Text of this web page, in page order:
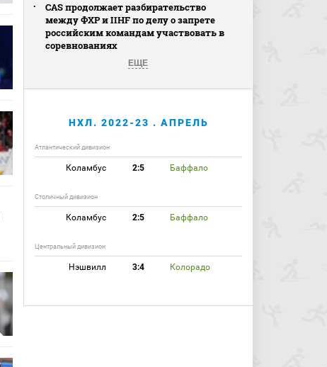
CAS продолжает разбирательство
между ФХР и IIHF по делу о запрете
российским командам участвовать в
соревнованиях
ЕЩЕ
НХЛ. 2022-23 . АПРЕЛЬ
Атлантический дивизион
Коламбус 2:5 Баффало
Столичный дивизион
Коламбус 2:5 Баффало
Центральный дивизион
Нэшвилл 3:4 Колорадо